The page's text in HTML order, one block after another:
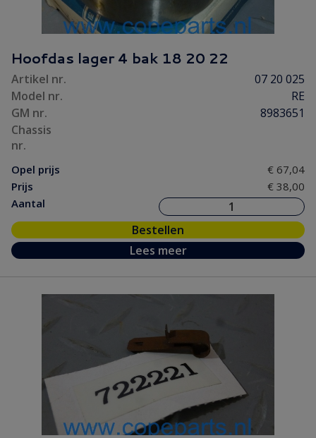
Hoofdas lager 4 bak 18 20 22
Artikel nr.
07 20 025
Model nr.
RE
GM nr.
8983651
Chassis
nr.
Opel prijs
€ 67,04
Prijs
€ 38,00
Aantal
Bestellen
Lees meer